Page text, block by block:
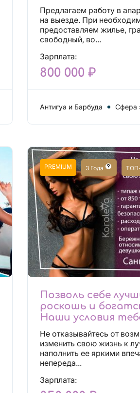
Предлагаем работу в
на выезде. При необходимости
предоставляем жилье,
свободный, во...
Зарплата:
800 000 ₽
Антигуа и Барбуда Сфера
PREMIUM 3 Года
Позволь себе
роскошь и
Наши условия
понравятся!
Действительно
условия и
Не отказывайтесь от
изменить свою жизнь к
наполнить ее яркими
непереда...
Зарплата: